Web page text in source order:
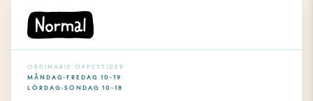
ORDINARIE ÖPPETTIDER
MÅNDAG-FREDAG 10-19
LÖRDAG-SÖNDAG 10-18